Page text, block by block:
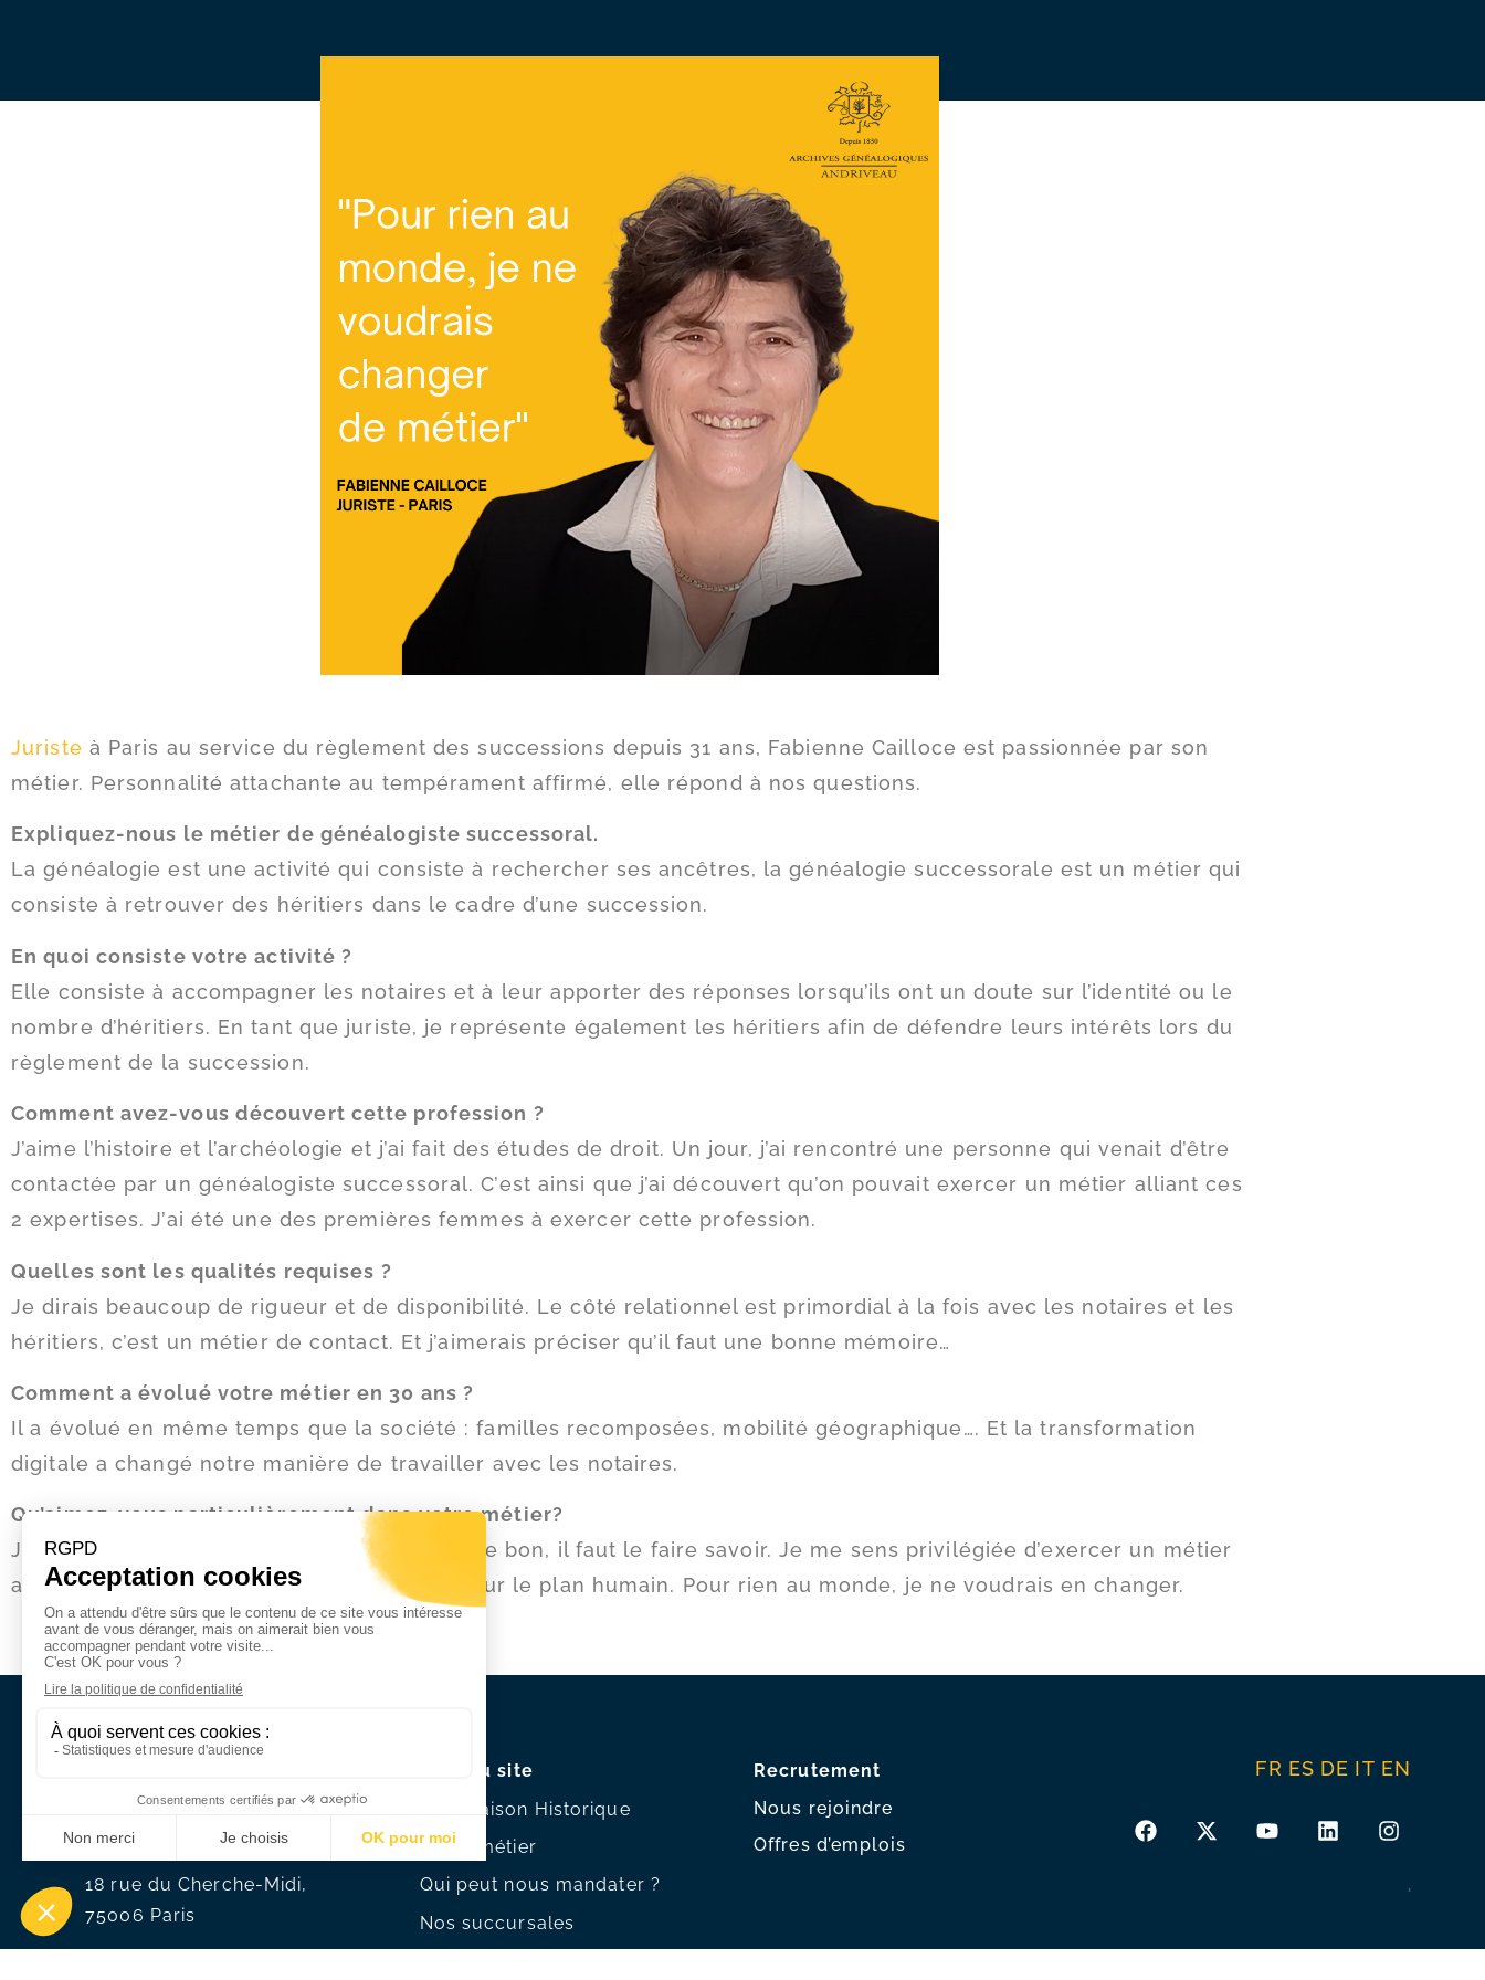
Juriste à Paris au service du règlement des successions depuis 31 ans, Fabienne Cailloce est passionnée par son
métier. Personnalité attachante au tempérament affirmé, elle répond à nos questions.
Expliquez-nous le métier de généalogiste successoral.
La généalogie est une activité qui consiste à rechercher ses ancêtres, la généalogie successorale est un métier qui
consiste à retrouver des héritiers dans le cadre d’une succession.
En quoi consiste votre activité ?
Elle consiste à accompagner les notaires et à leur apporter des réponses lorsqu’ils ont un doute sur l’identité ou le
nombre d’héritiers. En tant que juriste, je représente également les héritiers afin de défendre leurs intérêts lors du
règlement de la succession.
Comment avez-vous découvert cette profession ?
J’aime l’histoire et l’archéologie et j’ai fait des études de droit. Un jour, j’ai rencontré une personne qui venait d’être
contactée par un généalogiste successoral. C’est ainsi que j’ai découvert qu’on pouvait exercer un métier alliant ces
2 expertises. J’ai été une des premières femmes à exercer cette profession.
Quelles sont les qualités requises ?
Je dirais beaucoup de rigueur et de disponibilité. Le côté relationnel est primordial à la fois avec les notaires et les
héritiers, c’est un métier de contact. Et j’aimerais préciser qu’il faut une bonne mémoire…
Comment a évolué votre métier en 30 ans ?
Il a évolué en même temps que la société : familles recomposées, mobilité géographique…. Et la transformation
digitale a changé notre manière de travailler avec les notaires.
Qu’aimez-vous particulièrement dans votre métier?
J’aime le coté challenge. Il ne suffit pas d’être bon, il faut le faire savoir. Je me sens privilégiée d’exercer un métier
aussi riche tant sur le plan intellectuel que sur le plan humain. Pour rien au monde, je ne voudrais en changer.
18 rue du Cherche-Midi,
75006 Paris
Plan du site
Une maison Historique
Notre métier
Qui peut nous mandater ?
Nos succursales
Recrutement
Nous rejoindre
Offres d’emplois
FR ES DE IT EN